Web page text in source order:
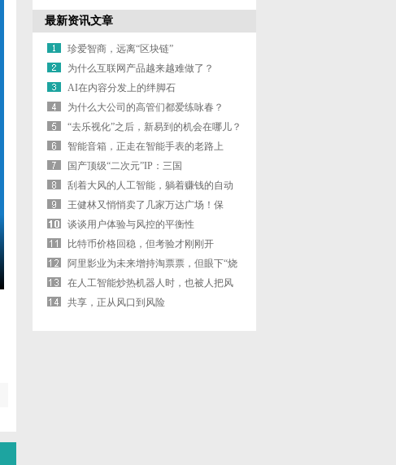
最新资讯文章
珍爱智商，远离“区块链”
为什么互联网产品越来越难做了？
AI在内容分发上的绊脚石
为什么大公司的高管们都爱练咏春？
“去乐视化”之后，新易到的机会在哪儿？
智能音箱，正走在智能手表的老路上
国产顶级“二次元”IP：三国
刮着大风的人工智能，躺着赚钱的自动
驾驶 | 虎
王健林又悄悄卖了几家万达广场！保
险、信托接
谈谈用户体验与风控的平衡性
比特币价格回稳，但考验才刚刚开
始……
阿里影业为未来增持淘票票，但眼下“烧
钱”依
在人工智能炒热机器人时，也被人把风
带进了教
共享，正从风口到风险